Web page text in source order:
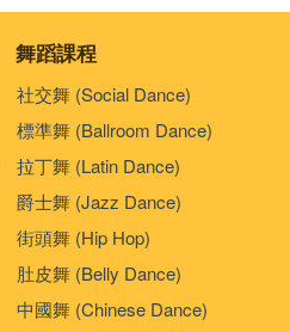
舞蹈課程
社交舞 (Social Dance)
標準舞 (Ballroom Dance)
拉丁舞 (Latin Dance)
爵士舞 (Jazz Dance)
街頭舞 (Hip Hop)
肚皮舞 (Belly Dance)
中國舞 (Chinese Dance)